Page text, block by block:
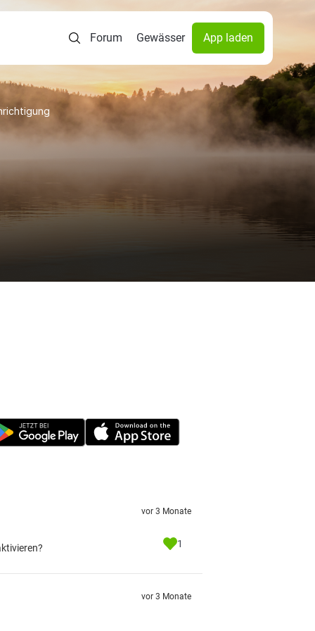
Forum Gewässer App laden
vor 3 Monate
1
vor 3 Monate